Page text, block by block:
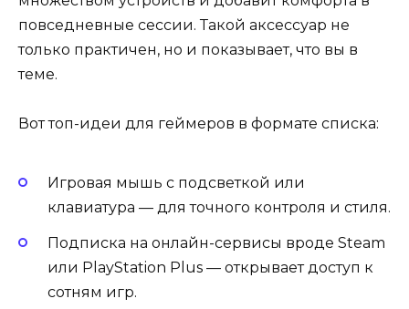
повседневные сессии. Такой аксессуар не
только практичен, но и показывает, что вы в
теме.
Вот топ-идеи для геймеров в формате списка:
Игровая мышь с подсветкой или
клавиатура — для точного контроля и стиля.
Подписка на онлайн-сервисы вроде Steam
или PlayStation Plus — открывает доступ к
сотням игр.